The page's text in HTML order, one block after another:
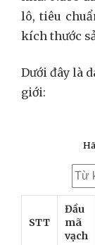
lô, tiêu
kích thước
Dưới đây là
giới:
STT
Đầu
mã
vạch